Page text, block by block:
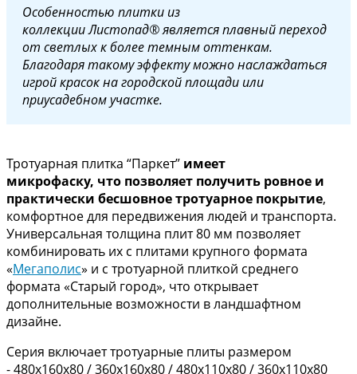
Особенностью плитки из
коллекции Листопад® является плавный переход
от светлых к более темным оттенкам.
Благодаря такому эффекту можно наслаждаться
игрой красок на городской площади или
приусадебном участке.
Тротуарная плитка “Паркет” имеет
микрофаску, что позволяет получить ровное и
практически бесшовное тротуарное покрытие,
комфортное для передвижения людей и транспорта.
Универсальная толщина плит 80 мм позволяет
комбинировать их с плитами крупного формата
«Мегаполис» и с тротуарной плиткой среднего
формата «Старый город», что открывает
дополнительные возможности в ландшафтном
дизайне.
Серия включает тротуарные плиты размером
- 480х160х80 / 360х160х80 / 480х110х80 / 360х110х80